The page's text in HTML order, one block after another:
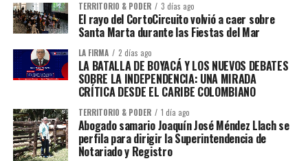
TERRITORIO & PODER 3 días ago
El rayo del CortoCircuito volvió a caer sobre
Santa Marta durante las Fiestas del Mar
LA FIRMA 2 días ago
LA BATALLA DE BOYACÁ Y LOS NUEVOS DEBATES
SOBRE LA INDEPENDENCIA: UNA MIRADA
CRÍTICA DESDE EL CARIBE COLOMBIANO
TERRITORIO & PODER 1 día ago
Abogado samario Joaquín José Méndez Llach se
perfila para dirigir la Superintendencia de
Notariado y Registro